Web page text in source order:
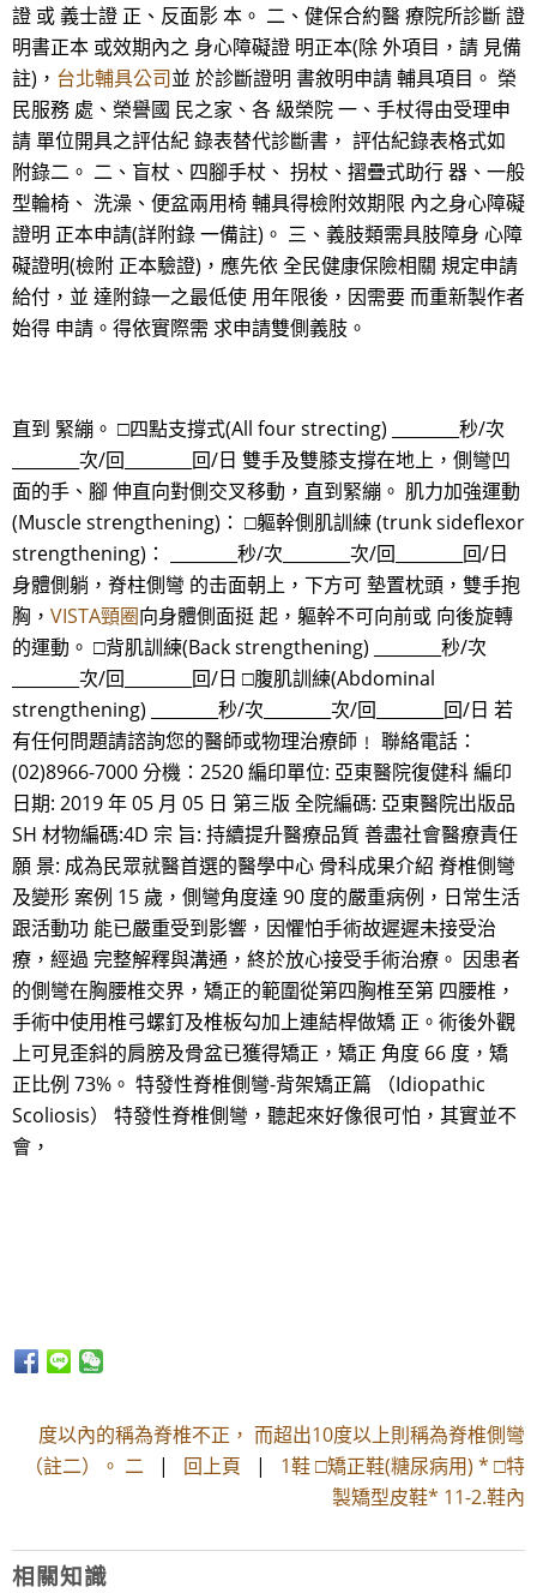
證 或 義士證 正、反面影 本。 二、健保合約醫 療院所診斷 證
明書正本 或效期內之 身心障礙證 明正本(除 外項目，請 見備
註)， 台北輔具公司並 於診斷證明 書敘明申請 輔具項目。 榮
民服務 處、榮譽國 民之家、各 級榮院 一、手杖得由受理申
請 單位開具之評估紀 錄表替代診斷書， 評估紀錄表格式如
附錄二。 二、盲杖、四腳手杖、 拐杖、摺疊式助行 器、一般
型輪椅、 洗澡、便盆兩用椅 輔具得檢附效期限 內之身心障礙
證明 正本申請(詳附錄 一備註)。 三、義肢類需具肢障身 心障
礙證明(檢附 正本驗證)，應先依 全民健康保險相關 規定申請
給付，並 達附錄一之最低使 用年限後，因需要 而重新製作者
始得 申請。得依實際需 求申請雙側義肢。
直到 緊繃。 □四點支撐式(All four strecting) ________秒/次
________次/回________回/日 雙手及雙膝支撐在地上，側彎凹
面的手、腳 伸直向對側交叉移動，直到緊繃。 肌力加強運動
(Muscle strengthening)： □軀幹側肌訓練 (trunk sideflexor
strengthening)： ________秒/次________次/回________回/日
身體側躺，脊柱側彎 的击面朝上，下方可 墊置枕頭，雙手抱
胸， VISTA頸圈向身體側面挺 起，軀幹不可向前或 向後旋轉
的運動。 □背肌訓練(Back strengthening) ________秒/次
________次/回________回/日 □腹肌訓練(Abdominal
strengthening) ________秒/次________次/回________回/日 若
有任何問題請諮詢您的醫師或物理治療師﹗ 聯絡電話：
(02)8966-7000 分機：2520 編印單位: 亞東醫院復健科 編印
日期: 2019 年 05 月 05 日 第三版 全院編碼: 亞東醫院出版品
SH 材物編碼:4D 宗 旨: 持續提升醫療品質 善盡社會醫療責任
願 景: 成為民眾就醫首選的醫學中心 骨科成果介紹 脊椎側彎
及變形 案例 15 歲，側彎角度達 90 度的嚴重病例，日常生活
跟活動功 能已嚴重受到影響，因懼怕手術故遲遲未接受治
療，經過 完整解釋與溝通，終於放心接受手術治療。 因患者
的側彎在胸腰椎交界，矯正的範圍從第四胸椎至第 四腰椎，
手術中使用椎弓螺釘及椎板勾加上連結桿做矯 正。術後外觀
上可見歪斜的肩膀及骨盆已獲得矯正，矯正 角度 66 度，矯
正比例 73%。 特發性脊椎側彎-背架矯正篇 （Idiopathic
Scoliosis） 特發性脊椎側彎，聽起來好像很可怕，其實並不
會，
度以內的稱為脊椎不正， 而超出10度以上則稱為脊椎側彎
（註二）。 二 | 回上頁 | 1鞋 □矯正鞋(糖尿病用) * □特
製矯型皮鞋* 11-2.鞋內
相關知識